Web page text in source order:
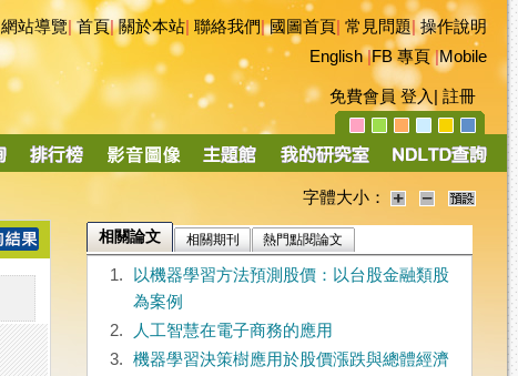
網站導覽|首頁|關於本站 聯絡我們|國圖首頁 常見問題|操作說明
English|FB 專頁|Mobile
免費會員 登入 註冊
字體大小：
相關論文 相關期刊 熱門點閱論文
1.
以機器學習方法預測股價：以台股金融類股
為案例
2.
人工智慧在電子商務的應用
3.
機器學習決策樹應用於股價漲跌與總體經濟